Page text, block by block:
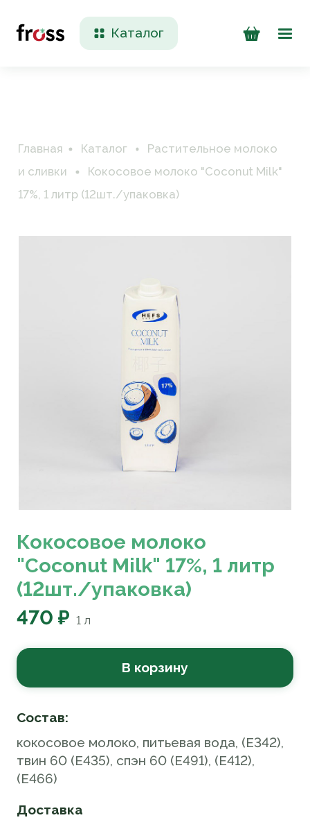
Каталог
Главная Каталог
Растительное молоко
и сливки
Кокосовое молоко "Coconut Milk"
17%, 1 литр (12шт./упаковка)
Кокосовое молоко
"Coconut Milk" 17%, 1 литр
(12шт./упаковка)
470 ₽ 1 л
В корзину
Состав:
кокосовое молоко, питьевая вода, (Е342),
твин 60 (Е435), спэн 60 (E491), (Е412),
(E466)
Доставка